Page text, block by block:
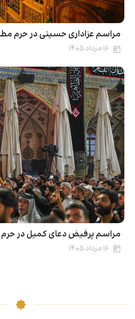
مراسم عزاداری حسینی در حرم
۱۶ مرداد ۱۴۰۵
مراسم پرفیض دعای کمیل در
۱۶ مرداد ۱۴۰۵